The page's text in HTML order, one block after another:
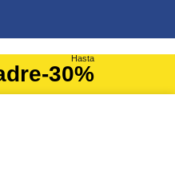
Hasta
-30%